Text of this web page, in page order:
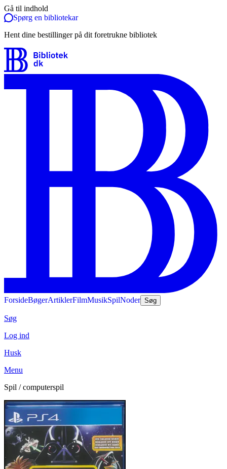
Gå til indhold
Spørg en bibliotekar
Hent dine bestillinger på dit foretrukne bibliotek
ForsideBøgerArtiklerFilmMusikSpilNoder Søg
Søg
Log ind
Husk
Menu
Spil / computerspil